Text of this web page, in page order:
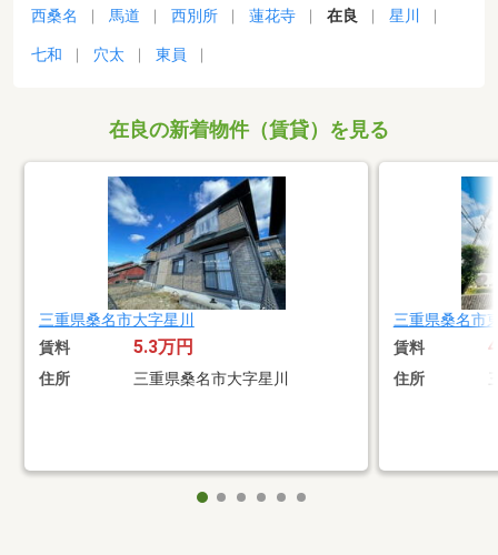
西桑名 馬道 西別所 蓮花寺 在良 星川
七和 穴太 東員
在良の新着物件（賃貸）を見る
三重県桑名市大字星川
賃料 5.3万円
住所 三重県桑名市大字星川
三重県桑名市
賃料
住所